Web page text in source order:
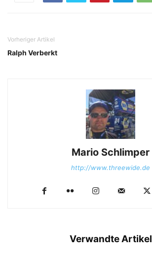
Vorheriger Artikel
Ralph Verberkt
Mario Schlimper
http://www.threewide.de
Verwandte Artikel